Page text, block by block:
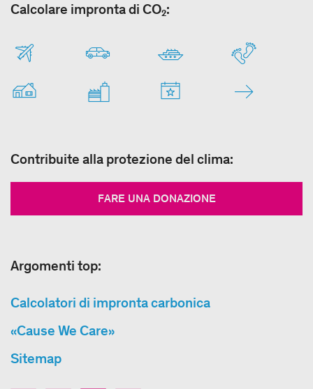
Calcolare impronta di CO₂:
Contribuite alla protezione del clima:
FARE UNA DONAZIONE
Argomenti top:
Calcolatori di impronta carbonica
«Cause We Care»
Sitemap